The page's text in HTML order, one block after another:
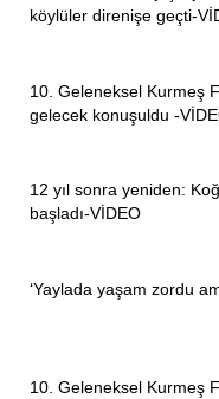
köylüler direnişe geçti-
10. Geleneksel Kurmeş
gelecek konuşuldu -
12 yıl sonra yeniden:
başladı-VİDEO
‘Yaylada yaşam zordu
10. Geleneksel Kurmeş